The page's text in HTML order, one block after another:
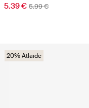
5.39 € 5.99 €
20% Atlaide